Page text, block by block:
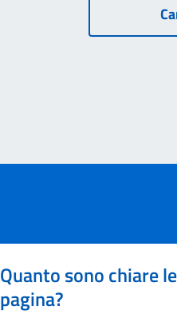
Quanto sono chiare
pagina?